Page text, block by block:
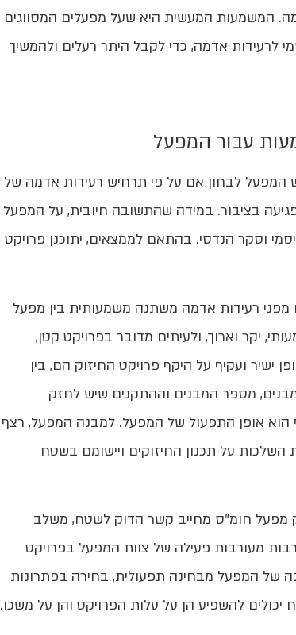
המשמעות המעשית היא שעל מפעלים המסווגים
לרעידות אדמה, כדי לקבל היתר רעלים ולהמשיך
עבור המפעל
המפעל לבחון אם על פי תרחיש רעידות אדמה של
בציבור. במידה שהתשובה חיובית, על המפעל
וסקר הנדסי. בהתאם לממצאים, יתוכנן פרויקט
רעידות אדמה משתנה משמעותית בין מפעל
יקר וארוך, ולעיתים מדובר בפרויקט קטן,
ישיר ועקיף על היקף פרויקט החיזוק הם, בין
מספר המבנים וההתקנים שיש לחזק
הוא אופן התפעול של המפעל. למבנה המפעל, רצף
השלכות על תכנון החיזוקים ויישומם בשטח
מפעל חומ"ס מחייב קשר הדוק לשטח, משלב
מעורבות פעילה של צוות המפעל בפרויקט
של המפעל מבחינה תפעולית, בחירה בפתרונות
יכולים להשפיע הן על עלות הפרויקט והן על משכו.